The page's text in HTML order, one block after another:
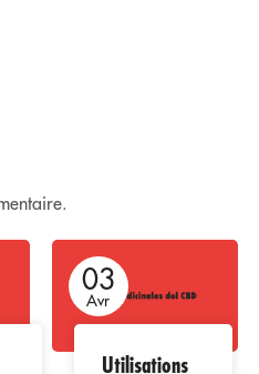
03
Avr
Utilisations